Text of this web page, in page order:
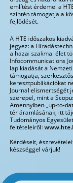
említést érdemel a
szintén támogatja a
fejlődését.
A HTE időszakos
jegyez: a
a hazai szakmai élet
Infocommunications
lap kiadását a
támogatja,
keresztpublikációkat
Journal elismertségét
szerepel, mint a
Amennyiben „up-to-
tér áramlásának, itt
Tudományos
feltételeiről:
Kérdéseit,
készséggel várjuk!